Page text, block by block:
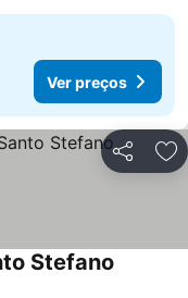
Ver preços
Partilhar
Stefano